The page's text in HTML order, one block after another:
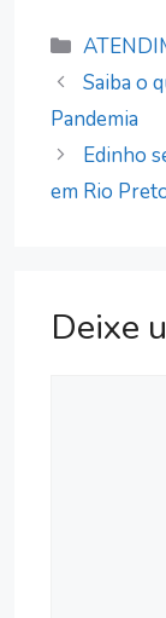
Saiba o
Pandemia
Edinho
em Rio
Deixe